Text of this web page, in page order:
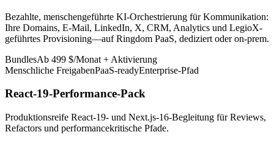
Bezahlte, menschengeführte KI-Orchestrierung für Kommunikation:
Ihre Domains, E-Mail, LinkedIn, X, CRM, Analytics und LegioX-
geführtes Provisioning—auf Ringdom PaaS, dediziert oder on-prem.
BundlesAb 499 $/Monat + Aktivierung
Menschliche FreigabenPaaS-readyEnterprise-Pfad
React-19-Performance-Pack
Produktionsreife React-19- und Next.js-16-Begleitung für Reviews,
Refactors und performancekritische Pfade.